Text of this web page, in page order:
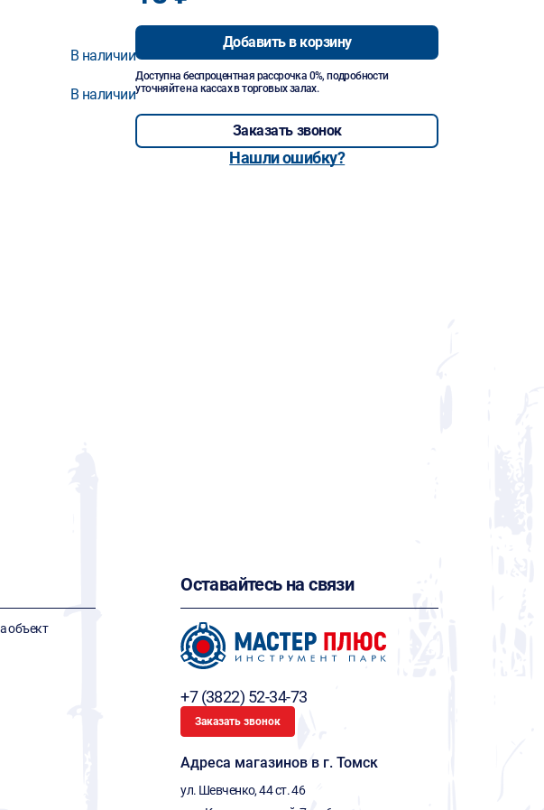
В наличии
В наличии
Добавить в корзину
Доступна беспроцентная рассрочка 0%, подробности
уточняйте на кассах в торговых залах.
Заказать звонок
Нашли ошибку?
объект
Оставайтесь на связи
+7 (3822) 52-34-73
Заказать звонок
Адреса магазинов в г. Томск
ул. Шевченко, 44 ст. 46